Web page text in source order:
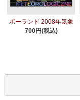
ポーランド 2008年気象
700円(税込)